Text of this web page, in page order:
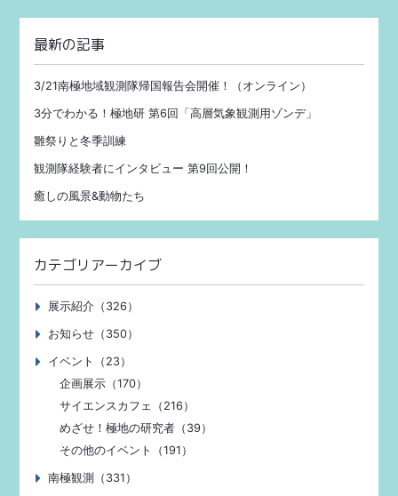
最新の記事
3/21南極地域観測隊帰国報告会開催！（オンライン）
3分でわかる！極地研 第6回「高層気象観測用ゾンデ」
雛祭りと冬季訓練
観測隊経験者にインタビュー 第9回公開！
癒しの風景&動物たち
カテゴリアーカイブ
展示紹介（326）
お知らせ（350）
イベント（23）
企画展示（170）
サイエンスカフェ（216）
めざせ！極地の研究者（39）
その他のイベント（191）
南極観測（331）